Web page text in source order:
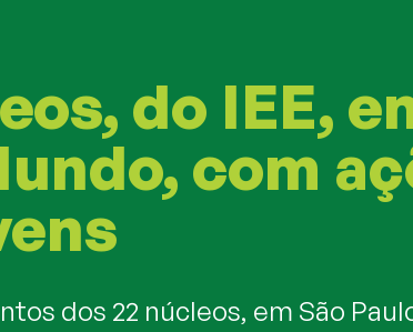
do IEE,
com
dos 22 núcleos, em São